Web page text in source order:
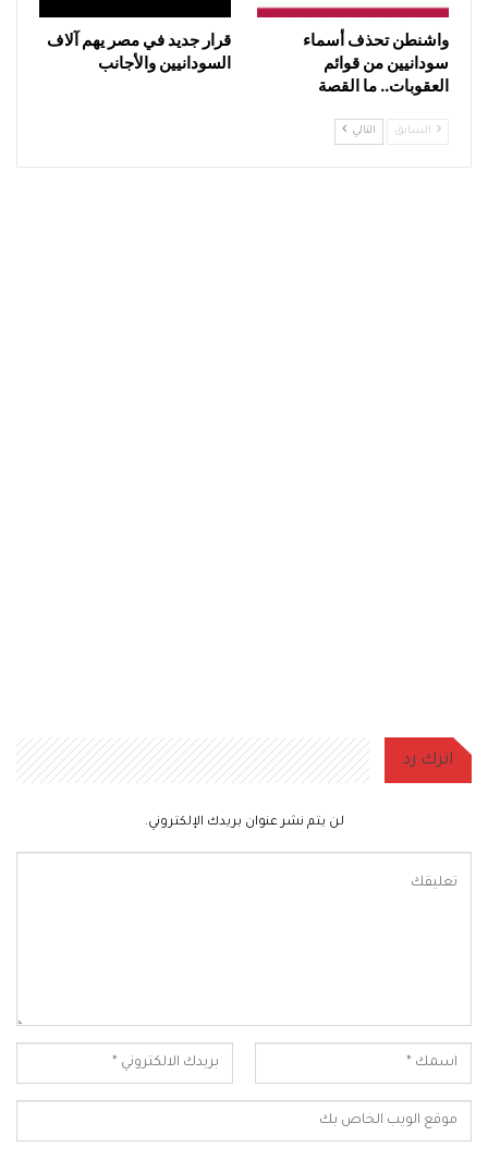
واشنطن تحذف أسماء
سودانيين من قوائم
العقوبات.. ما القصة
قرار جديد في مصر يهم آلاف
السودانيين والأجانب
السابق التالي
اترك رد
لن يتم نشر عنوان بريدك الإلكتروني.